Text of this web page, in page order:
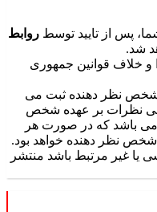
پس از تایید توسط روابط
شد.
و خلاف قوانین جمهوری
شخص نظر دهنده ثبت می
نظرات بر عهده شخص
می باشد که در صورت هر
نظر دهنده خواهد بود.
یا غیر مرتبط باشد منتشر